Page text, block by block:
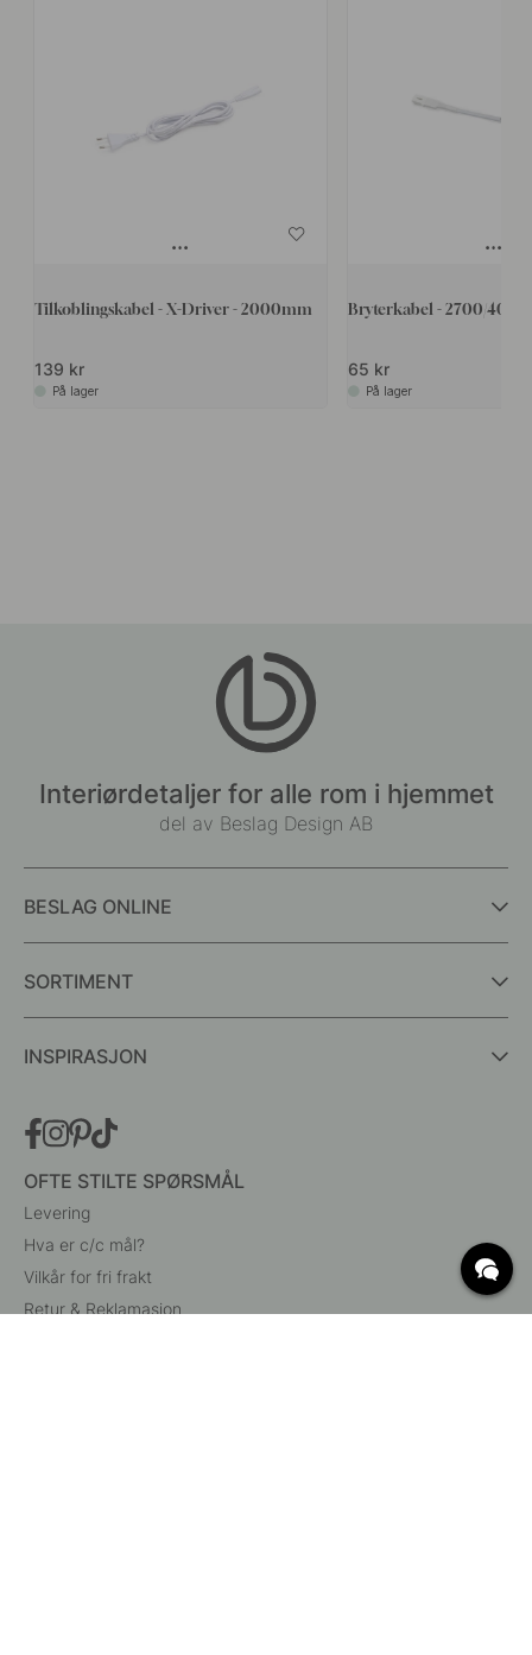
Tilkoblingskabel - X-Driver - 2000mm
139 kr
På lager
Bryterkabel - 2700/
65 kr
På lager
Interiørdetaljer for alle rom i hjemmet
del av Beslag Design AB
BESLAG ONLINE
SORTIMENT
INSPIRASJON
OFTE STILTE SPØRSMÅL
Levering
Hva er c/c mål?
Vilkår for fri frakt
Retur & Reklamasjon